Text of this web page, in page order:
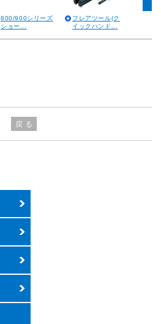
800/900シリーズ
ショー...
フレアツール(ク
イックハンド...
戻 る